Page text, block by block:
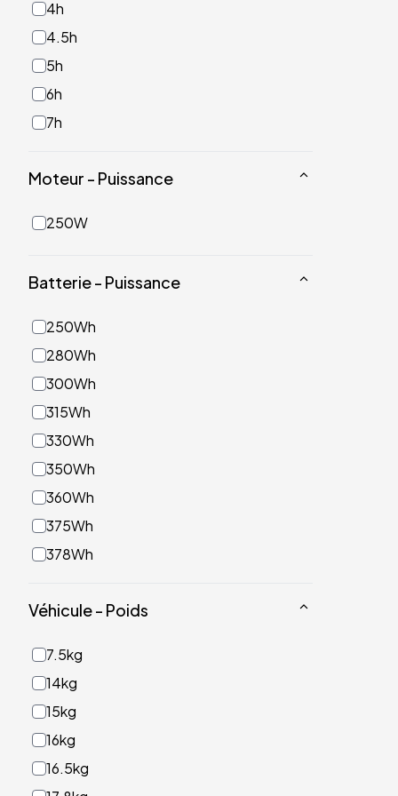
4h
4.5h
5h
6h
7h
Moteur - Puissance
250W
Batterie - Puissance
250Wh
280Wh
300Wh
315Wh
330Wh
350Wh
360Wh
375Wh
378Wh
450Wh
468Wh
475Wh
497Wh
498Wh
500Wh
Véhicule - Poids
7.5kg
14kg
15kg
16kg
16.5kg